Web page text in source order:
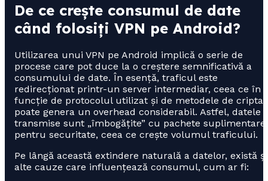
De ce crește consumul de date
când folosiți VPN pe Android?
Utilizarea unui VPN pe Android implică o serie de
procese care pot duce la o creștere semnificativă a
consumului de date. În esență, traficul este
redirecționat printr-un server intermediar, ceea ce în
funcție de protocolul utilizat și de metodele de
poate genera un overhead considerabil. Astfel, datele
transmise sunt „îmbogățite” cu pachete suplimentare
pentru securitate, ceea ce crește volumul traficului.
Pe lângă această extindere naturală a datelor, există și
alte cauze care influențează consumul, cum ar fi: